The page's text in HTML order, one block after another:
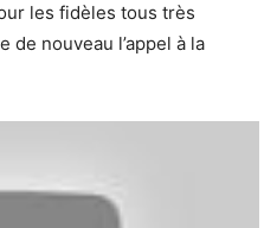
les fidèles tous très
nouveau l’appel à la